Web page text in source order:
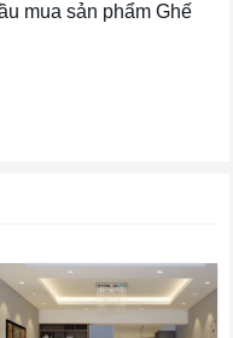
mua sản phẩm Ghế